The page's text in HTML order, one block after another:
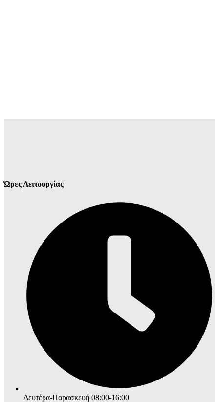
Ώρες Λειτουργίας
Δευτέρα-Παρασκευή 08:00-16:00